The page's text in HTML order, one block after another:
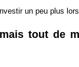
un peu plus
tout de